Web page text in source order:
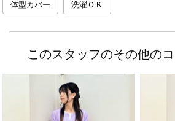
体型カバー 洗濯ＯＫ
このスタッフのその他の